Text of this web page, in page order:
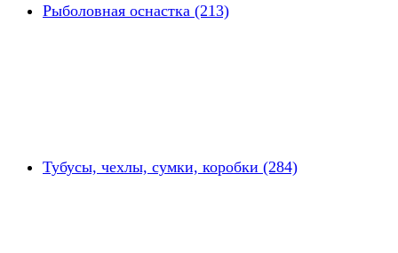
Рыболовная оснастка (213)
Тубусы, чехлы, сумки, коробки (284)